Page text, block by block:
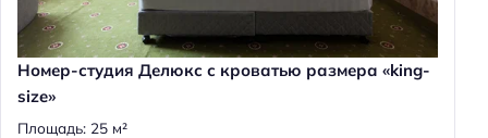
Номер-студия Делюкс с кроватью размера «king-
size»
Площадь: 25 м²